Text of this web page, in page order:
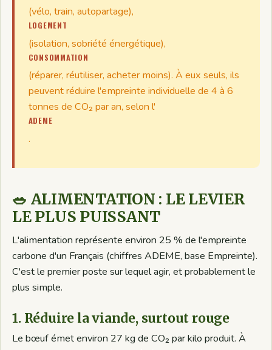
(vélo, train, autopartage),
LOGEMENT
(isolation, sobriété énergétique),
CONSOMMATION
(réparer, réutiliser, acheter moins). À eux seuls, ils
peuvent réduire l'empreinte individuelle de 4 à 6
tonnes de CO₂ par an, selon l'
ADEME
.
🥗 ALIMENTATION : LE LEVIER
LE PLUS PUISSANT
L'alimentation représente environ 25 % de l'empreinte
carbone d'un Français (chiffres ADEME, base Empreinte).
C'est le premier poste sur lequel agir, et probablement le
plus simple.
1. Réduire la viande, surtout rouge
Le bœuf émet environ 27 kg de CO₂ par kilo produit. À